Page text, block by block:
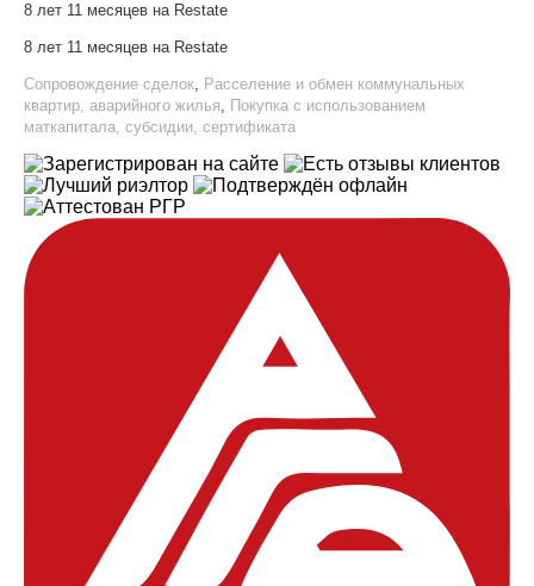
8 лет 11 месяцев на Restate
8 лет 11 месяцев на Restate
Сопровождение сделок, Расселение и обмен коммунальных
квартир, аварийного жилья, Покупка с использованием
маткапитала, субсидии, сертификата